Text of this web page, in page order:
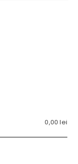
0,00lei